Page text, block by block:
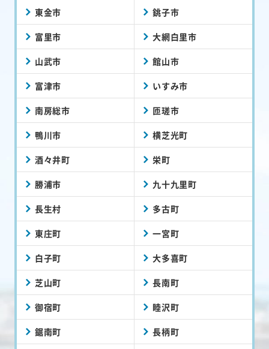
東金市 銚子市
富里市 大網白里市
山武市 館山市
富津市 いすみ市
南房総市 匝瑳市
鴨川市 横芝光町
酒々井町 栄町
勝浦市 九十九里町
長生村 多古町
東庄町 一宮町
白子町 大多喜町
芝山町 長南町
御宿町 睦沢町
鋸南町 長柄町